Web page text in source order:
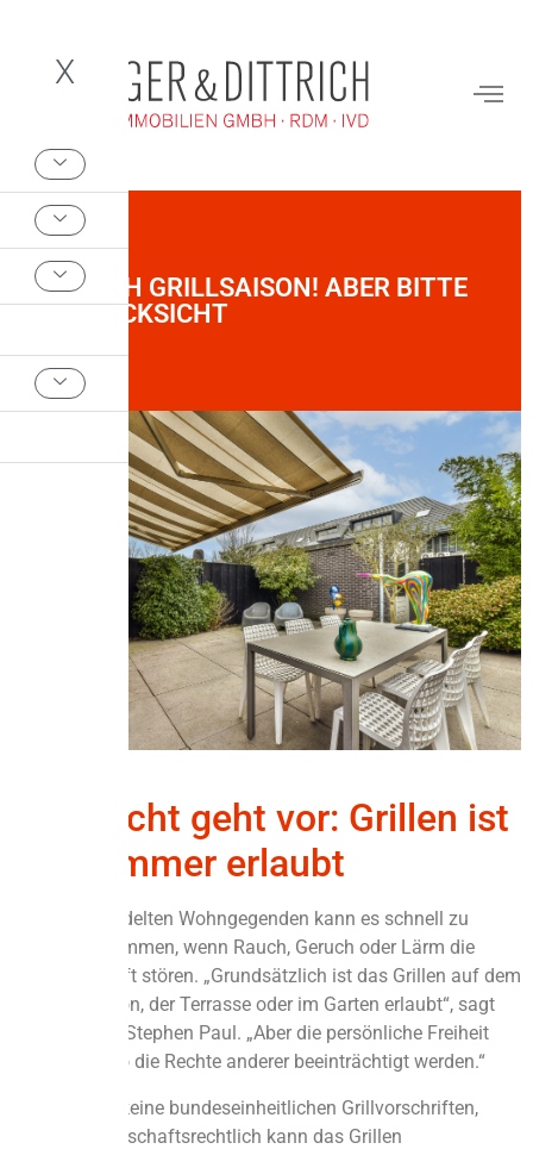
X
ENDLICH GRILLSAISON! ABER BITTE
MIT RÜCKSICHT
Rücksicht geht vor: Grillen ist
nicht immer erlaubt
In dicht besiedelten Wohngegenden kann es schnell zu
Konflikten kommen, wenn Rauch, Geruch oder Lärm die
Nachbarschaft stören. „Grundsätzlich ist das Grillen auf dem
eigenen Balkon, der Terrasse oder im Garten erlaubt“, sagt
IVD-Sprecher Stephen Paul. „Aber die persönliche Freiheit
endet dort, wo die Rechte anderer beeinträchtigt werden.“
Zwar gibt es keine bundeseinheitlichen Grillvorschriften,
doch nachbarschaftsrechtlich kann das Grillen